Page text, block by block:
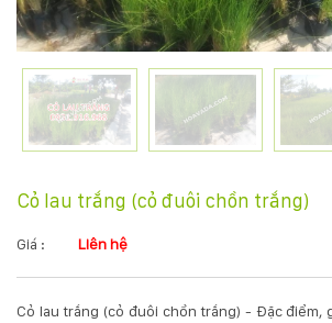
THUẬT
TRỒNG
LIÊN
Cỏ lau trắng (cỏ đuôi chồn trắng)
Giá : Liên hệ
Cỏ lau trắng (cỏ đuôi chồn trắng) - Đặc điểm,